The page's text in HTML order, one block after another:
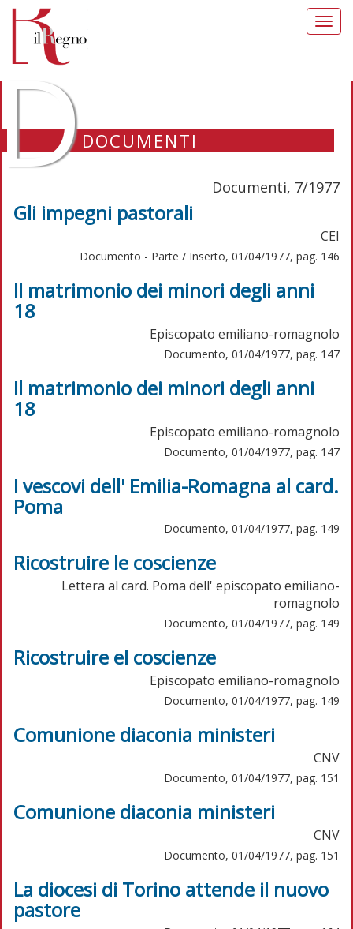
DOCUMENTI
Documenti, 7/1977
Gli impegni pastorali
CEI
Documento - Parte / Inserto, 01/04/1977, pag. 146
Il matrimonio dei minori degli anni
18
Episcopato emiliano-romagnolo
Documento, 01/04/1977, pag. 147
Il matrimonio dei minori degli anni
18
Episcopato emiliano-romagnolo
Documento, 01/04/1977, pag. 147
I vescovi dell' Emilia-Romagna al card.
Poma
Documento, 01/04/1977, pag. 149
Ricostruire le coscienze
Lettera al card. Poma dell' episcopato emiliano-
romagnolo
Documento, 01/04/1977, pag. 149
Ricostruire el coscienze
Episcopato emiliano-romagnolo
Documento, 01/04/1977, pag. 149
Comunione diaconia ministeri
CNV
Documento, 01/04/1977, pag. 151
Comunione diaconia ministeri
CNV
Documento, 01/04/1977, pag. 151
La diocesi di Torino attende il nuovo
pastore